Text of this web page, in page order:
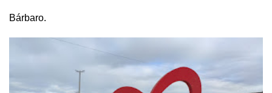
Bárbaro.